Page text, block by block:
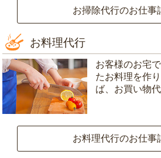
お掃除代行のお仕事
お料理代行
お客様のお宅
たお料理を作
ば、お買い物
お料理代行のお仕事